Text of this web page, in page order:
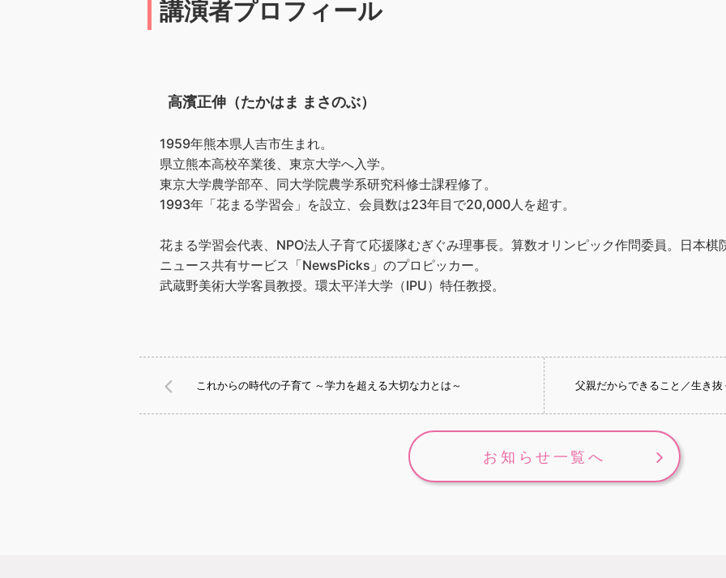
講演者プロフィール
高濱正伸（たかはま まさのぶ）
1959年熊本県人吉市生まれ。
県立熊本高校卒業後、東京大学へ入学。
東京大学農学部卒、同大学院農学系研究科修士課程修了。
1993年「花まる学習会」を設立、会員数は23年目で20,000人を超す。
花まる学習会代表、NPO法人子育て応援隊むぎぐみ理事長。算数オリンピック作問委員。日本棋
ニュース共有サービス「NewsPicks」のプロピッカー。
武蔵野美術大学客員教授。環太平洋大学（IPU）特任教授。
これからの時代の子育て ～学力を超える大切な力とは～ 父親だからできること／生き
お知らせ一覧へ